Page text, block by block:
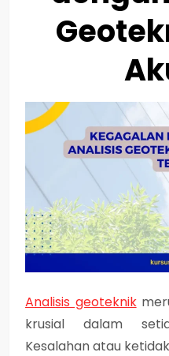
Analisis geoteknik
krusial dalam
Kesalahan atau